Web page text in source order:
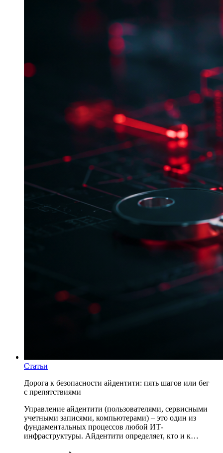
Статьи
Дорога к безопасности айдентити: пять шагов или бег
с препятствиями
Управление айдентити (пользователями, сервисными
учетными записями, компьютерами) – это один из
фундаментальных процессов любой ИТ-
инфраструктуры. Айдентити определяет, кто и к…